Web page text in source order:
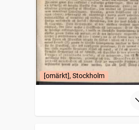
[omärkt], Stockholm